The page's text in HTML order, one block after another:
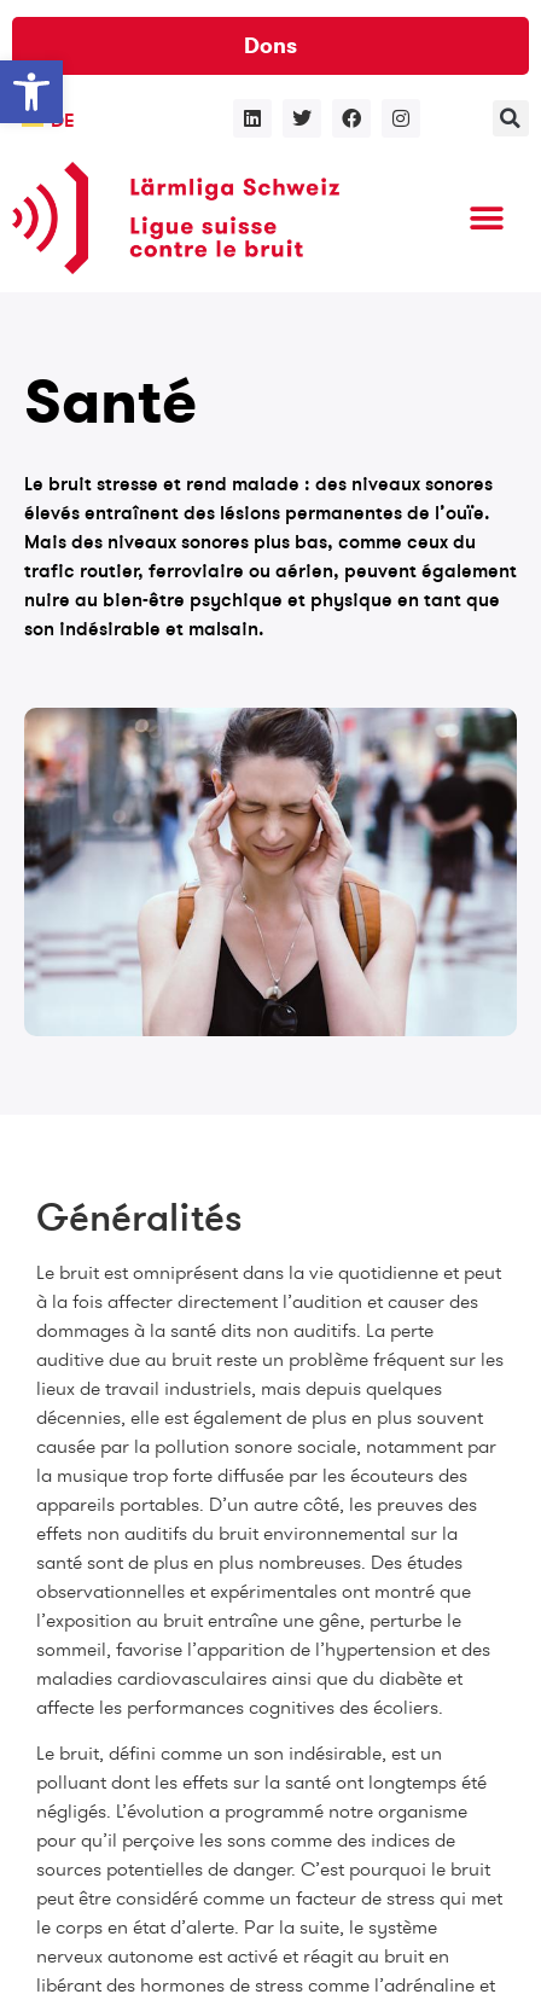
Ouvrir la barre d’outils
DE
Dons
Santé
Le bruit stresse et rend malade : des niveaux sonores
élevés entraînent des lésions permanentes de l’ouïe.
Mais des niveaux sonores plus bas, comme ceux du
trafic routier, ferroviaire ou aérien, peuvent également
nuire au bien-être psychique et physique en tant que
son indésirable et malsain.
Généralités
Le bruit est omniprésent dans la vie quotidienne et peut
à la fois affecter directement l’audition et causer des
dommages à la santé dits non auditifs. La perte
auditive due au bruit reste un problème fréquent sur les
lieux de travail industriels, mais depuis quelques
décennies, elle est également de plus en plus souvent
causée par la pollution sonore sociale, notamment par
la musique trop forte diffusée par les écouteurs des
appareils portables. D’un autre côté, les preuves des
effets non auditifs du bruit environnemental sur la
santé sont de plus en plus nombreuses. Des études
observationnelles et expérimentales ont montré que
l’exposition au bruit entraîne une gêne, perturbe le
sommeil, favorise l’apparition de l’hypertension et des
maladies cardiovasculaires ainsi que du diabète et
affecte les performances cognitives des écoliers.
Le bruit, défini comme un son indésirable, est un
polluant dont les effets sur la santé ont longtemps été
négligés. L’évolution a programmé notre organisme
pour qu’il perçoive les sons comme des indices de
sources potentielles de danger. C’est pourquoi le bruit
peut être considéré comme un facteur de stress qui met
le corps en état d’alerte. Par la suite, le système
nerveux autonome est activé et réagit au bruit en
libérant des hormones de stress comme l’adrénaline et